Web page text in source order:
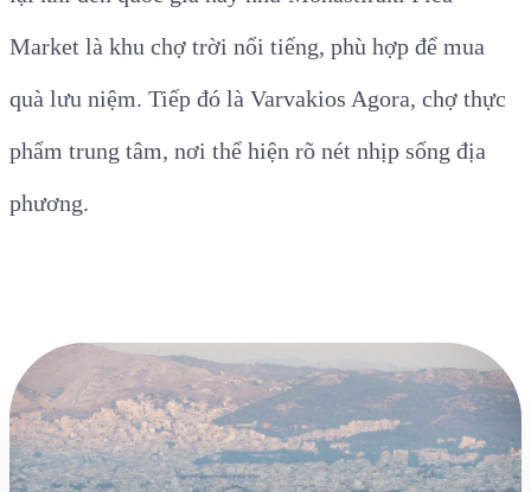
Market là khu chợ trời nổi tiếng, phù hợp để mua
quà lưu niệm. Tiếp đó là Varvakios Agora, chợ thực
phẩm trung tâm, nơi thể hiện rõ nét nhịp sống địa
phương.